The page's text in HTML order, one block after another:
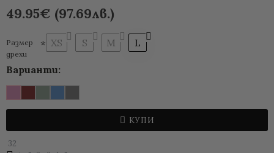
49.95€ (97.69лв.)
Размер
дрехи
XS S M L
Варианти:
КУПИ
32